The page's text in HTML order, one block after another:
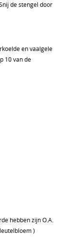
de stengel door
en vaalgele
10 van de
hebben zijn O.A.
)